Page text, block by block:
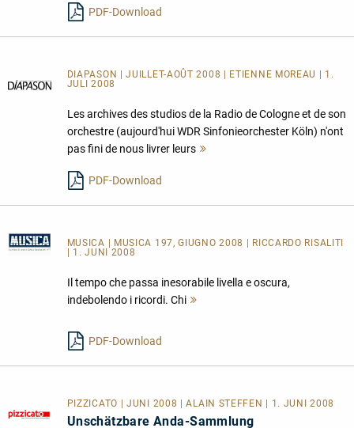
PDF-Download
DIAPASON | JUILLET-AOÛT 2008 | ETIENNE MOREAU | 1.
JULI 2008
Les archives des studios de la Radio de Cologne et de son
orchestre (aujourd'hui WDR Sinfonieorchester Köln) n'ont
pas fini de nous livrer leurs
PDF-Download
MUSICA
| MUSICA 197, GIUGNO 2008 | RICCARDO RISALITI
| 1. JUNI 2008
Il tempo che passa inesorabile livella e oscura,
indebolendo i ricordi. Chi
PDF-Download
PIZZICATO | JUNI 2008 | ALAIN STEFFEN | 1. JUNI 2008
Unschätzbare Anda-Sammlung